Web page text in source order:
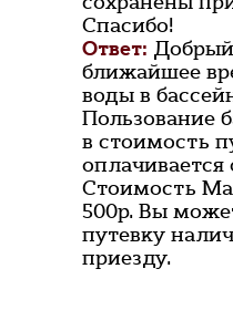
Спасибо!
Ответ:
ближайшее
воды в
Пользование
в стоимость
оплачивается
Стоимость
500р. Вы
путевку
приезду.